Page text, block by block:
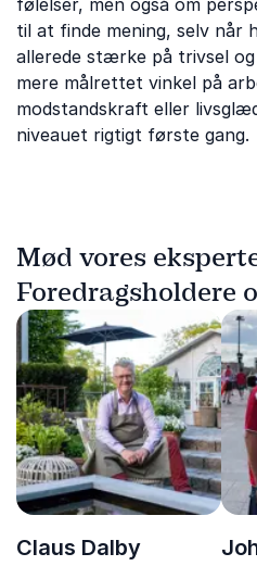
følelser, men også om
til at finde mening, selv når
allerede stærke på trivsel
mere målrettet vinkel på
modstandskraft eller
niveauet rigtigt første gang.
Mød vores
Foredragsholdere
Claus Dalby